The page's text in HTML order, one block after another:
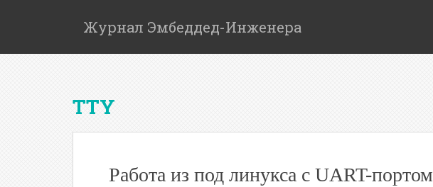
p
Журнал Эмбеддед-Инженера
TTY
Работа из под линукса с UART-портом